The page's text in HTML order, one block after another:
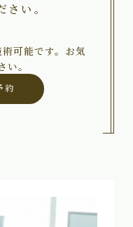
い。
可能です。お気
。
約